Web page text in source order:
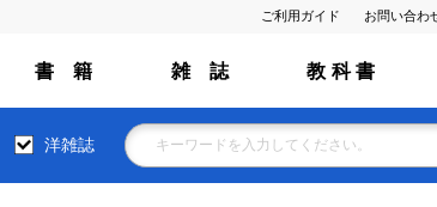
ご利用ガイド お問い合わ
書 籍 雑 誌 教 科 書
洋雑誌